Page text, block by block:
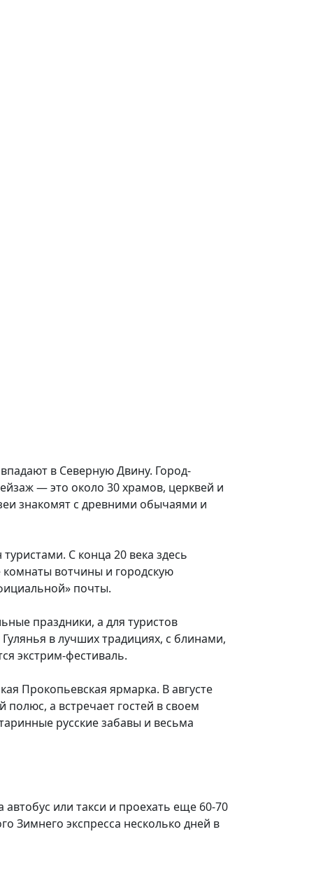
в Северную Двину. Город-
— это около 30 храмов, церквей и
знакомят с древними обычаями и
С конца 20 века здесь
вотчины и городскую
почты.
праздники, а для туристов
в лучших традициях, с блинами,
экстрим-фестиваль.
Прокопьевская ярмарка. В августе
а встречает гостей в своем
русские забавы и весьма
или такси и проехать еще 60-70
Зимнего экспресса несколько дней в